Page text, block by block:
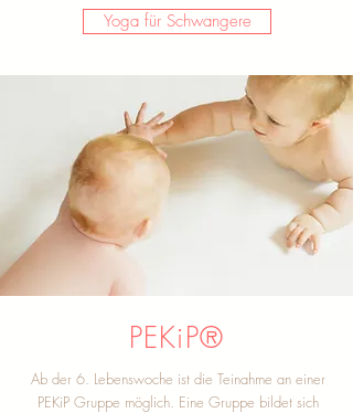
Yoga für Schwangere
PEKiP®
Ab der 6. Lebenswoche ist die Teinahme an einer
PEKiP Gruppe möglich. Eine Gruppe bildet sich